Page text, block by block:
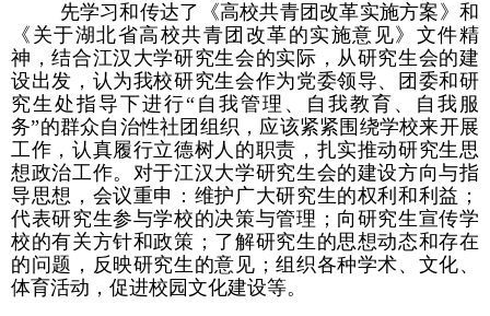
先学习和传达了《高校共青团改革实施方案》和
《关于湖北省高校共青团改革的实施意见》文件精
神，结合江汉大学研究生会的实际，从研究生会的建
设出发，认为我校研究生会作为党委领导、团委和研
究生处指导下进行“自我管理、自我教育、自我服
务”的群众自治性社团组织，应该紧紧围绕学校来开展
工作，认真履行立德树人的职责，扎实推动研究生思
想政治工作。对于江汉大学研究生会的建设方向与指
导思想，会议重申：维护广大研究生的权利和利益；
代表研究生参与学校的决策与管理；向研究生宣传学
校的有关方针和政策；了解研究生的思想动态和存在
的问题，反映研究生的意见；组织各种学术、文化、
体育活动，促进校园文化建设等。